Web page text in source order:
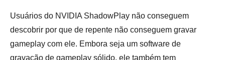
Usuários do NVIDIA ShadowPlay não conseguem
descobrir por que de repente não conseguem gravar
gameplay com ele. Embora seja um software de
gravação de gameplay sólido, ele também tem